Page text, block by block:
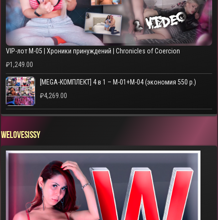
VIP-лот M-05 | Хроники принуждений | Chronicles of Coercion
₽1,249.00
[MEGA-КОМПЛЕКТ] 4 в 1 – M-01+M-04 (экономия 550 р.)
₽4,269.00
WELOVESISSY